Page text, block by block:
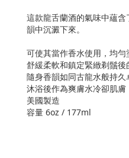
這款龍舌蘭酒的氣味中蘊
韻中沉澱下來。
可使其當作香水使用，均勻
舒緩柔軟和鎮定緊緻剃鬚後
隨身香韻如同古龍水般持久
沐浴後作為爽膚水冷卻肌膚
美國製造
容量 6oz / 177ml